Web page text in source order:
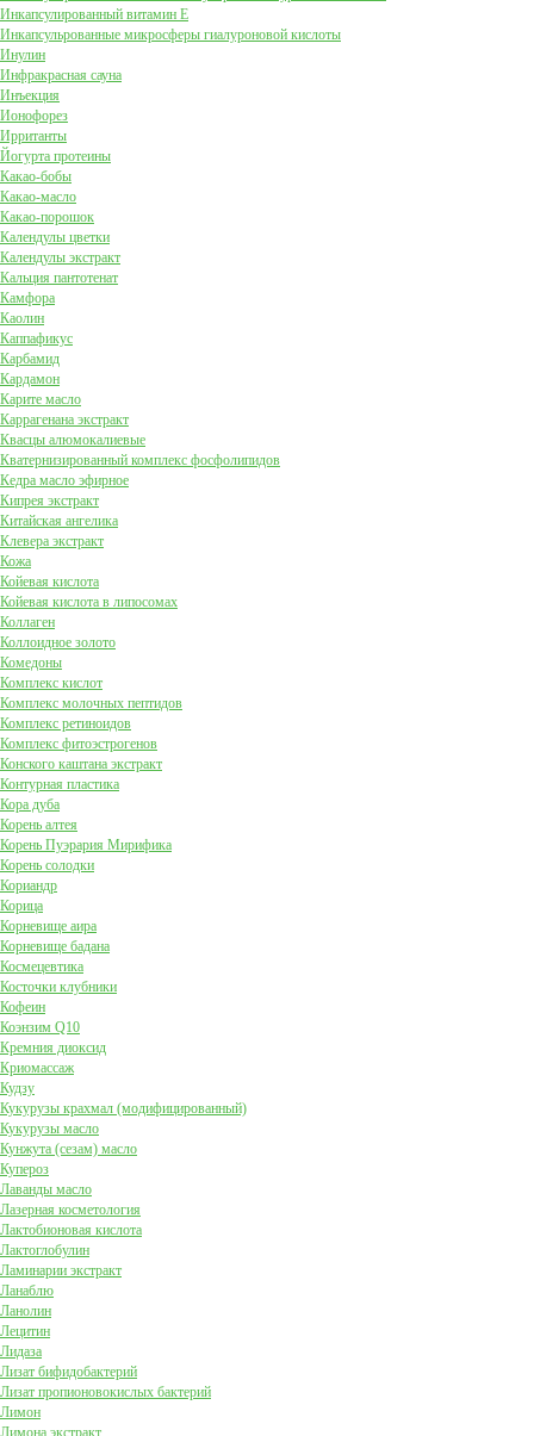
Инкапсулированный витамин Е
Инкапсульрованные микросферы гиалуроновой кислоты
Инулин
Инфракрасная сауна
Инъекция
Ионофорез
Ирританты
Йогурта протеины
Какао-бобы
Какао-масло
Какао-порошок
Календулы цветки
Календулы экстракт
Кальция пантотенат
Камфора
Каолин
Каппафикус
Карбамид
Кардамон
Карите масло
Каррагенана экстракт
Квасцы алюмокалиевые
Кватернизированный комплекс фосфолипидов
Кедра масло эфирное
Кипрея экстракт
Китайская ангелика
Клевера экстракт
Кожа
Койевая кислота
Койевая кислота в липосомах
Коллаген
Коллоидное золото
Комедоны
Комплекс кислот
Комплекс молочных пептидов
Комплекс ретиноидов
Комплекс фитоэстрогенов
Конского каштана экстракт
Контурная пластика
Кора дуба
Корень алтея
Корень Пуэрария Мирифика
Корень солодки
Кориандр
Корица
Корневище аира
Корневище бадана
Космецевтика
Косточки клубники
Кофеин
Коэнзим Q10
Кремния диоксид
Криомассаж
Кудзу
Кукурузы крахмал (модифицированный)
Кукурузы масло
Кунжута (сезам) масло
Купероз
Лаванды масло
Лазерная косметология
Лактобионовая кислота
Лактоглобулин
Ламинарии экстракт
Ланаблю
Ланолин
Лецитин
Лидаза
Лизат бифидобактерий
Лизат пропионовокислых бактерий
Лимон
Лимона экстракт